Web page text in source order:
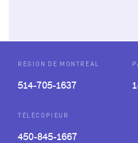
RÉGION DE MONTRÉAL
514-705-1637
TÉLÉCOPIEUR
450-845-1667